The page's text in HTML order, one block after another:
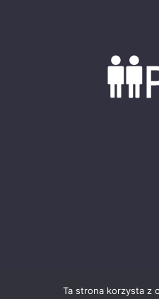
Ta strona korzysta z